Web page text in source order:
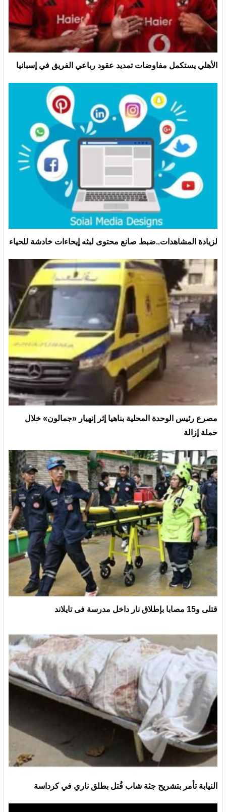
الأهلي يستكمل مفاوضات تمديد عقود رباعي الفريق في إسبانيا
لزيادة المشاهدات..ضبط صانع محتوى لبثه إيحاءات خادشة للحياء
مصرع رئيس الوحدة المحلية بناهيا إثر إنهيار «جمالون» خلال
حملة إزالة
قتلى و15 مصابا بإطلاق نار داخل مدرسة فى تايلاند
النيابة تأمر بتشريح جثة شاب قُتل بطلق ناري في كرداسة